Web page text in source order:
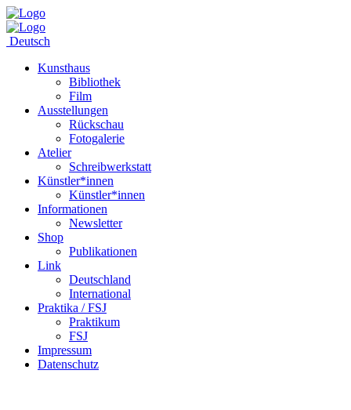
Deutsch
Kunsthaus
Bibliothek
Film
Ausstellungen
Rückschau
Fotogalerie
Atelier
Schreibwerkstatt
Künstler*innen
Künstler*innen
Informationen
Newsletter
Shop
Publikationen
Link
Deutschland
International
Praktika / FSJ
Praktikum
FSJ
Impressum
Datenschutz